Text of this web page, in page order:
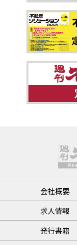
会社概要
求人情報
発行書籍